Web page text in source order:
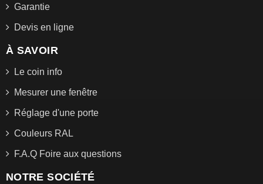
Garantie
Devis en ligne
À SAVOIR
Le coin info
Mesurer une fenêtre
Réglage d'une porte
Couleurs RAL
F.A.Q Foire aux questions
NOTRE SOCIÉTÉ